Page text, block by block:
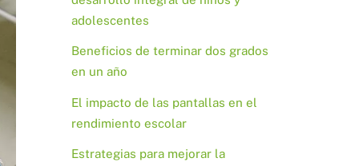
adolescentes
Beneficios de terminar dos grados
en un año
El impacto de las pantallas en el
rendimiento escolar
Estrategias para mejorar la